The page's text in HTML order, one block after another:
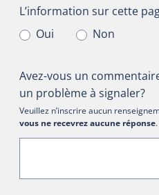
L’information sur cette
L’information sur cette
Oui
Non
Avez-vous un
un problème à signaler?
Veuillez n’inscrire aucun
vous ne recevrez aucune réponse.